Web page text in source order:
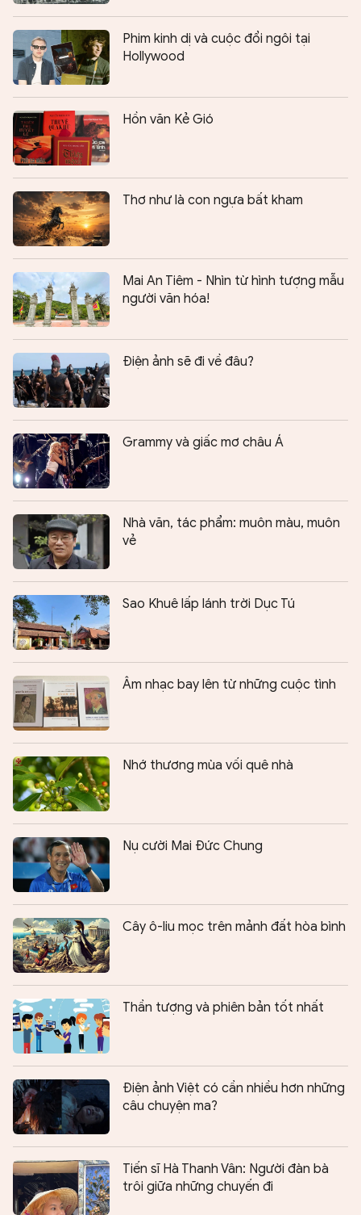
Phim kinh dị và cuộc đổi ngôi tại
Hollywood
Hồn văn Kẻ Gió
Thơ như là con ngựa bất kham
Mai An Tiêm - Nhìn từ hình tượng mẫu
người văn hóa!
Điện ảnh sẽ đi về đâu?
Grammy và giấc mơ châu Á
Nhà văn, tác phẩm: muôn màu, muôn
vẻ
Sao Khuê lấp lánh trời Dục Tú
Âm nhạc bay lên từ những cuộc tình
Nhớ thương mùa vối quê nhà
Nụ cười Mai Đức Chung
Cây ô-liu mọc trên mảnh đất hòa bình
Thần tượng và phiên bản tốt nhất
Điện ảnh Việt có cần nhiều hơn những
câu chuyện ma?
Tiến sĩ Hà Thanh Vân: Người đàn bà
trôi giữa những chuyến đi